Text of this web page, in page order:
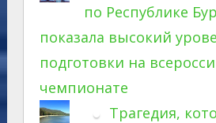
по Республике
показала высокий
подготовки на
чемпионате
Трагедия,